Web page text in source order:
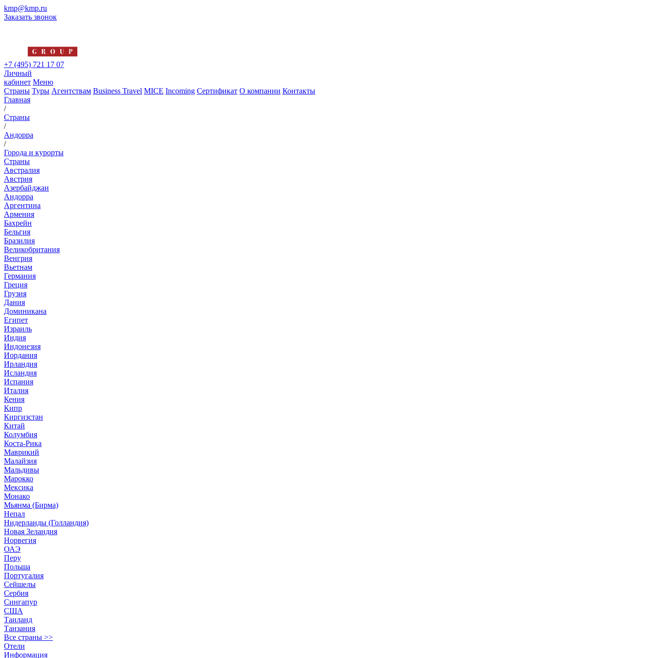
kmp@kmp.ru
Заказать звонок
+7 (495) 721 17 07
Личный
кабинет Меню
Страны Туры Агентствам Business Travel MICE Incoming Сертификат О компании Контакты
Главная
/
Страны
/
Андорра
/
Города и курорты
Страны
Австралия
Австрия
Азербайджан
Андорра
Аргентина
Армения
Бахрейн
Бельгия
Бразилия
Великобритания
Венгрия
Вьетнам
Германия
Греция
Грузия
Дания
Доминикана
Египет
Израиль
Индия
Индонезия
Иордания
Ирландия
Исландия
Испания
Италия
Кения
Кипр
Киргизстан
Китай
Колумбия
Коста-Рика
Маврикий
Малайзия
Мальдивы
Марокко
Мексика
Монако
Мьянма (Бирма)
Непал
Нидерланды (Голландия)
Новая Зеландия
Норвегия
ОАЭ
Перу
Польша
Португалия
Сейшелы
Сербия
Сингапур
США
Таиланд
Танзания
Все страны >>
Отели
Информация